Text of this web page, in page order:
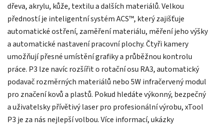
dřeva, akrylu, kůže, textilu a dalších materiálů. Velkou
předností je inteligentní systém ACS™, který zajišťuje
automatické ostření, zaměření materiálu, měření jeho výšky
a automatické nastavení pracovní plochy. Čtyři kamery
umožňují přesné umístění grafiky a průběžnou kontrolu
práce. P3 lze navíc rozšířit o rotační osu RA3, automatický
podavač rozměrných materiálů nebo 5W infračervený modul
pro značení kovů a plastů. Pokud hledáte výkonný, bezpečný
a uživatelsky přívětivý laser pro profesionální výrobu, xTool
P3 je za nás nejlepší volbou. Více informací, ukázky